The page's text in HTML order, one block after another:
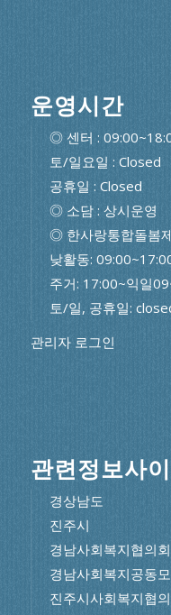
운영시간
◎ 센터 :
토/일요일 : Closed
공휴일 : Closed
◎ 소담 : 상시운영
◎ 한사랑통합돌봄
낮활동:
주거: 17:00~익일
토/일, 공휴일:
관리자 로그인
관련정보사
경상남도
진주시
경남사회복지협의회
경남사회복지공동
진주시사회복지협